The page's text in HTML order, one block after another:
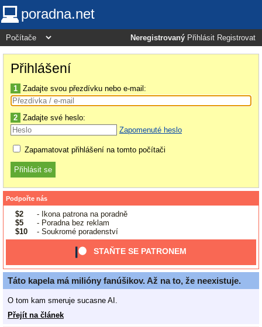
poradna.net
Neregistrovaný Přihlásit Registrovat
Přihlášení
1 Zadajte svou přezdívku nebo e-mail:
2 Zadajte své heslo:
Zapomenuté heslo
Zapamatovat přihlášení na tomto počítači
Podpořte nás
$2
- Ikona patrona na poradně
$5
- Poradna bez reklam
$10
- Soukromé poradenství
STAŇTE SE PATRONEM
Táto kapela má milióny fanúšikov. Až na to, že neexistuje.
O tom kam smeruje sucasne AI.
Přejít na článek